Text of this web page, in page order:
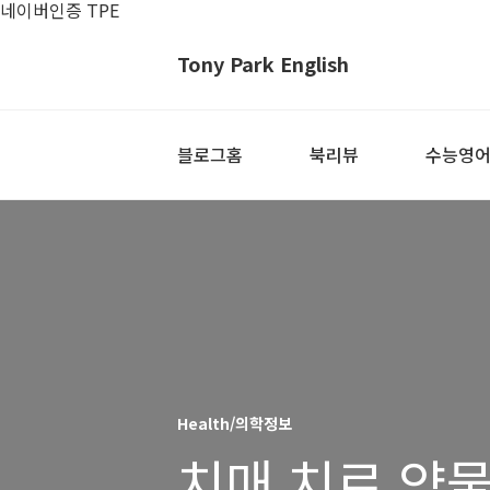
네이버인증 TPE
Tony Park English
블로그홈 북리뷰 수능영어
Health/의학정보